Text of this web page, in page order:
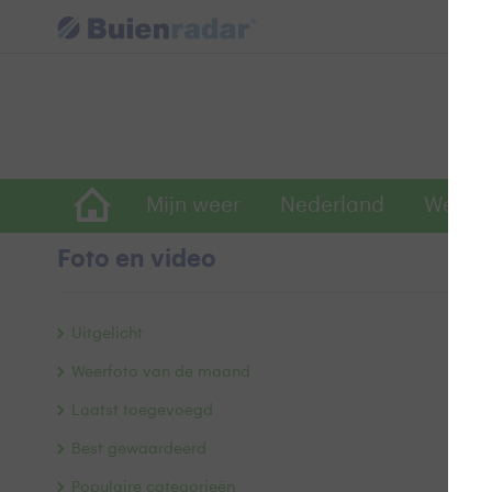
Mijn weer Nederland
Foto en video
Uitgelicht
Weerfoto van de maand
Laatst toegevoegd
Best gewaardeerd
Populaire categorieën